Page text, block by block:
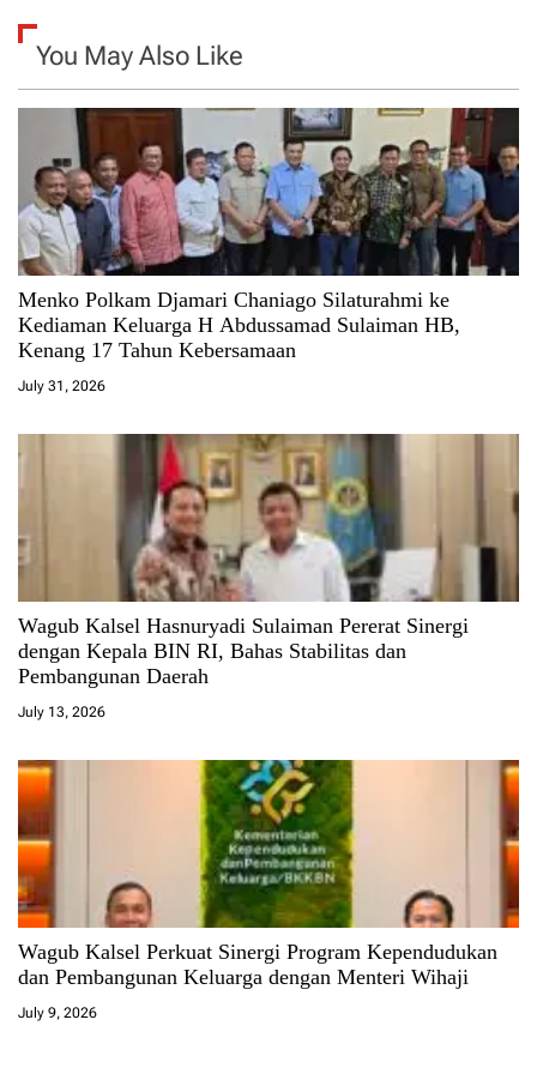
You May Also Like
Menko Polkam Djamari Chaniago Silaturahmi ke
Kediaman Keluarga H Abdussamad Sulaiman HB,
Kenang 17 Tahun Kebersamaan
July 31, 2026
Wagub Kalsel Hasnuryadi Sulaiman Pererat Sinergi
dengan Kepala BIN RI, Bahas Stabilitas dan
Pembangunan Daerah
July 13, 2026
Wagub Kalsel Perkuat Sinergi Program Kependudukan
dan Pembangunan Keluarga dengan Menteri Wihaji
July 9, 2026